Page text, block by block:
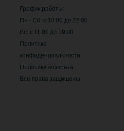
График работы:
Пн - Сб: с 10:00 до 22:00
Вс: с 11:00 до 19:00
Политика
конфиденциальности
Политика возврата
Все права защищены